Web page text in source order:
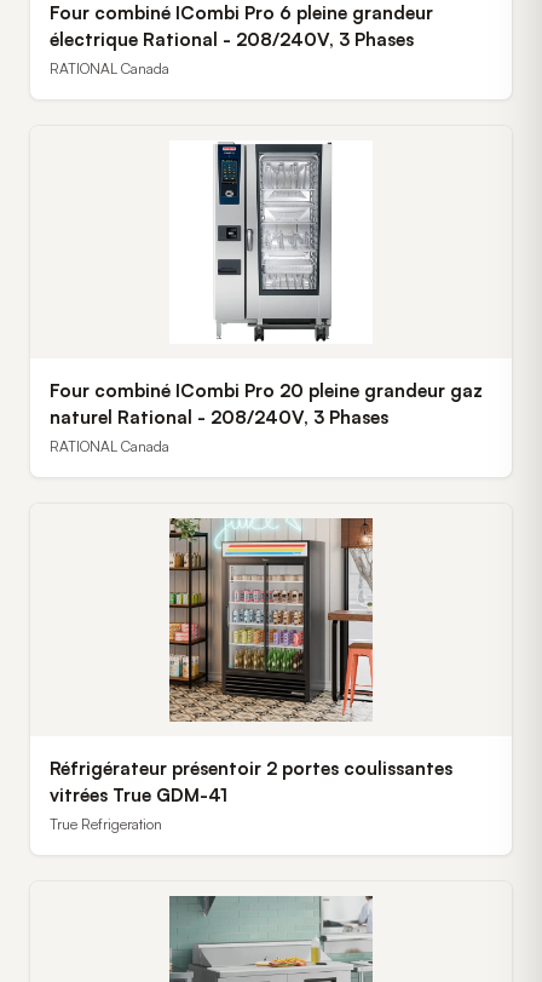
Four combiné ICombi Pro 6 pleine grandeur
électrique Rational - 208/240V, 3 Phases
RATIONAL Canada
Four combiné ICombi Pro 20 pleine grandeur gaz
naturel Rational - 208/240V, 3 Phases
RATIONAL Canada
Réfrigérateur présentoir 2 portes coulissantes
vitrées True GDM-41
True Refrigeration